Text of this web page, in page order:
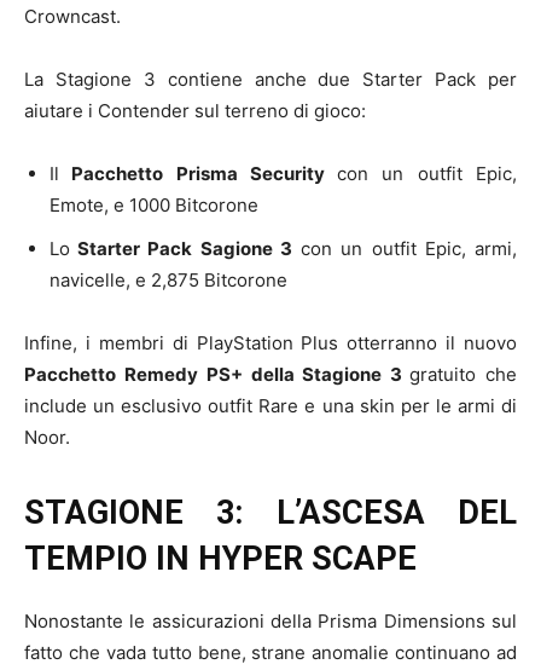
Crowncast.
La Stagione 3 contiene anche due Starter Pack per
aiutare i Contender sul terreno di gioco:
Il Pacchetto Prisma Securitycon un outfit Epic,
Emote, e 1000 Bitcorone
Lo Starter Pack Sagione 3 con un outfit Epic, armi,
navicelle, e 2,875 Bitcorone
Infine, i membri di PlayStation Plus otterranno il nuovo
Pacchetto Remedy PS+ della Stagione 3gratuito che
include un esclusivo outfit Rare e una skin per le armi di
Noor.
STAGIONE 3: L’ASCESA DEL
TEMPIO IN HYPER SCAPE
Nonostante le assicurazioni della Prisma Dimensions sul
fatto che vada tutto bene, strane anomalie continuano ad